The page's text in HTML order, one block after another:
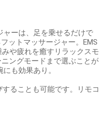
ャーは、足を乗せるだけで
ットマッサージャー。EMS
や疲れを癒すリラックスモ
ングモードまで選ぶことが
も効果あり。
ることも可能です。リモコ